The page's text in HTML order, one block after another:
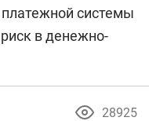
системы
в денежно-
28925